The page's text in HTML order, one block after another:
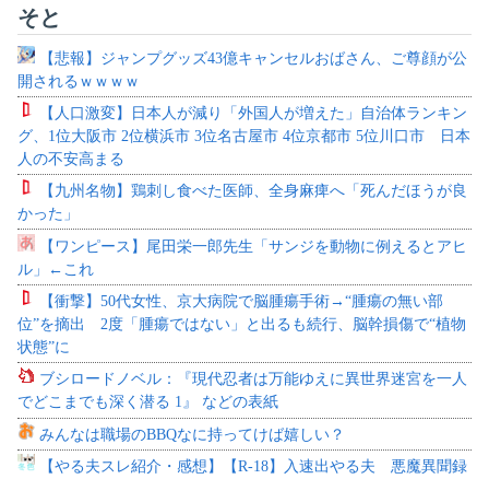
そと
【悲報】ジャンプグッズ43億キャンセルおばさん、ご尊顔が公
開されるｗｗｗｗ
【人口激変】日本人が減り「外国人が増えた」自治体ランキン
グ、1位大阪市 2位横浜市 3位名古屋市 4位京都市 5位川口市 日本
人の不安高まる
【九州名物】鶏刺し食べた医師、全身麻痺へ「死んだほうが良
かった」
【ワンピース】尾田栄一郎先生「サンジを動物に例えるとアヒ
ル」←これ
【衝撃】50代女性、京大病院で脳腫瘍手術→“腫瘍の無い部
位”を摘出 2度「腫瘍ではない」と出るも続行、脳幹損傷で“植物
状態”に
ブシロードノベル：『現代忍者は万能ゆえに異世界迷宮を一人
でどこまでも深く潜る 1』 などの表紙
みんなは職場のBBQなに持ってけば嬉しい？
【やる夫スレ紹介・感想】【R-18】入速出やる夫 悪魔異聞録